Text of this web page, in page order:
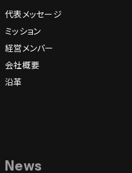
代表メッセージ
ミッション
経営メンバー
会社概要
沿革
News